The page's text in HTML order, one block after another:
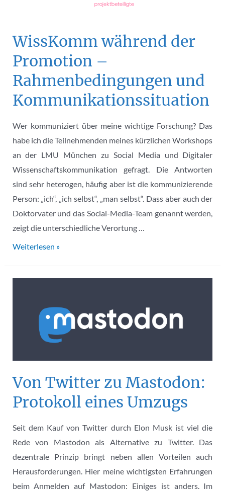
WissKomm während der
Promotion –
Rahmenbedingungen und
Kommunikationssituation
Wer kommuniziert über meine wichtige Forschung? Das
habe ich die Teilnehmenden meines kürzlichen Workshops
an der LMU München zu Social Media und Digitaler
Wissenschaftskommunikation gefragt. Die Antworten
sind sehr heterogen, häufig aber ist die kommunizierende
Person: „ich“, „ich selbst“, „man selbst“. Dass aber auch der
Doktorvater und das Social-Media-Team genannt werden,
zeigt die unterschiedliche Verortung …
WissKomm
Rahmenbedingungen
Weiterlesen »
Von Twitter zu Mastodon:
Protokoll eines Umzugs
Seit dem Kauf von Twitter durch Elon Musk ist viel die
Rede von Mastodon als Alternative zu Twitter. Das
dezentrale Prinzip bringt neben allen Vorteilen auch
Herausforderungen. Hier meine wichtigsten Erfahrungen
beim Anmelden auf Mastodon: Einiges ist anders. Im